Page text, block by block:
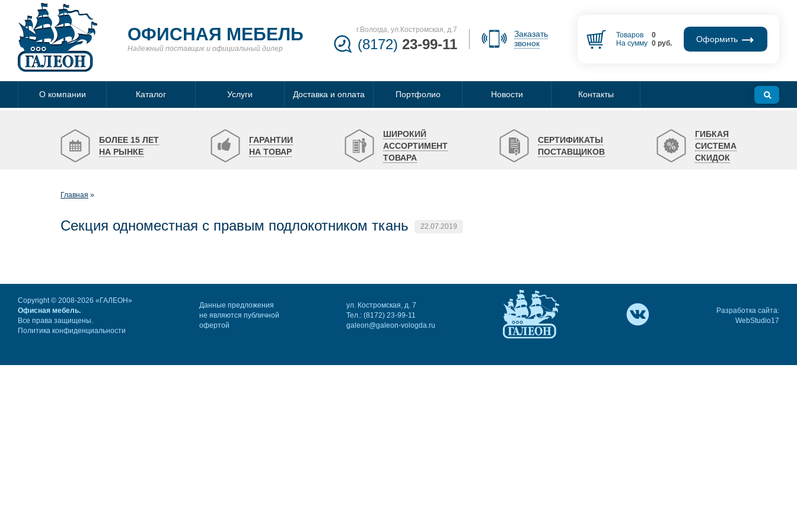
ОФИСНАЯ МЕБЕЛЬ
Надежный поставщик и официальный дилер
г.Вологда, ул.Костромская, д.7
(8172) 23-99-11
Заказать
звонок
Товаров
0
На сумму 0руб. Оформить
О компании Каталог Услуги Доставка и оплата Портфолио Новости Контакты
БОЛЕЕ 15 ЛЕТ
НА РЫНКЕ
ГАРАНТИИ
НА ТОВАР
ШИРОКИЙ
АССОРТИМЕНТ
ТОВАРА
СЕРТИФИКАТЫ
ПОСТАВЩИКОВ
ГИБКАЯ
СИСТЕМА
СКИДОК
Главная
Секция одноместная с правым подлокотником ткань 22.07.2019
Copyright © 2008-2026 «ГАЛЕОН»
Офисная мебель.
Все права защищены.
Политика конфиденциальности
Данные предложения
не являются публичной
офертой
ул. Костромская, д. 7
Тел.: (8172) 23-99-11
galeon@galeon-vologda.ru
Разработка сайта:
WebStudio17